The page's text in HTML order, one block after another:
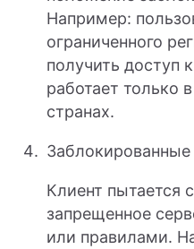
Например:
ограниченного
получить доступ
работает только
странах.
Клиент пытается
запрещенное
или правилами.